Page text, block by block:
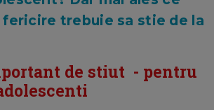
trebuie sa stie de la
de stiut - pentru